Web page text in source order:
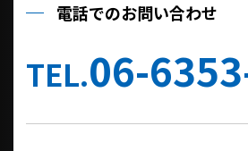
他の事業者へ個人情報を委託する場合は
を締結いたします。
当社への個人情報の利用目的の通知、開
報の取り扱いに関する苦情は、以下の
電話でのお問い合わせ
TEL.06-